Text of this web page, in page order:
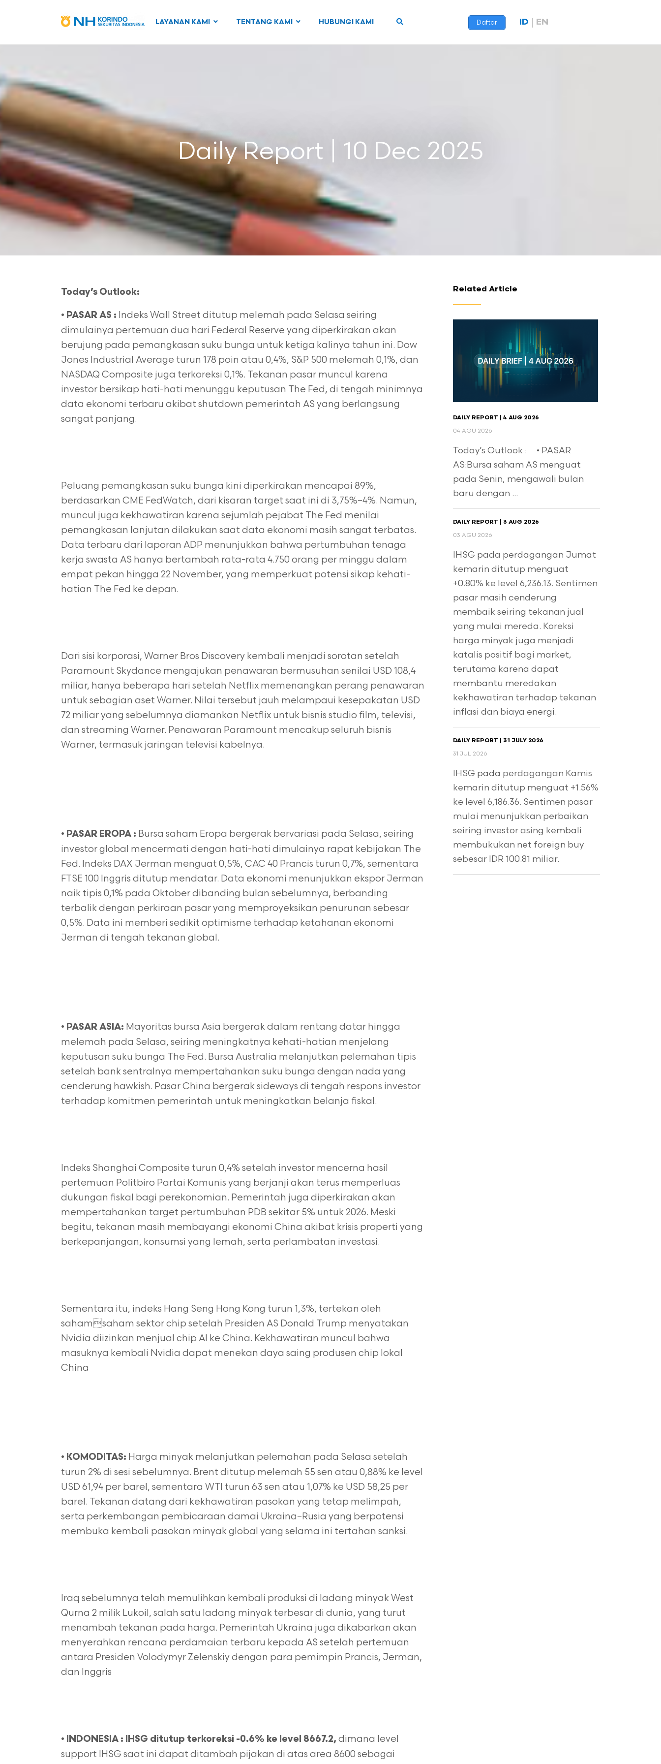
LAYANAN KAMI TENTANG KAMI HUBUNGI KAMI Daftar ID EN
Daily Report | 10 Dec 2025
Today’s Outlook:
• PASAR AS : Indeks Wall Street ditutup melemah pada Selasa seiring
dimulainya pertemuan dua hari Federal Reserve yang diperkirakan akan
berujung pada pemangkasan suku bunga untuk ketiga kalinya tahun ini. Dow
Jones Industrial Average turun 178 poin atau 0,4%, S&P 500 melemah 0,1%, dan
NASDAQ Composite juga terkoreksi 0,1%. Tekanan pasar muncul karena
investor bersikap hati-hati menunggu keputusan The Fed, di tengah minimnya
data ekonomi terbaru akibat shutdown pemerintah AS yang berlangsung
sangat panjang.
Peluang pemangkasan suku bunga kini diperkirakan mencapai 89%,
berdasarkan CME FedWatch, dari kisaran target saat ini di 3,75%–4%. Namun,
muncul juga kekhawatiran karena sejumlah pejabat The Fed menilai
pemangkasan lanjutan dilakukan saat data ekonomi masih sangat terbatas.
Data terbaru dari laporan ADP menunjukkan bahwa pertumbuhan tenaga
kerja swasta AS hanya bertambah rata-rata 4.750 orang per minggu dalam
empat pekan hingga 22 November, yang memperkuat potensi sikap kehati-
hatian The Fed ke depan.
Dari sisi korporasi, Warner Bros Discovery kembali menjadi sorotan setelah
Paramount Skydance mengajukan penawaran bermusuhan senilai USD 108,4
miliar, hanya beberapa hari setelah Netflix memenangkan perang penawaran
untuk sebagian aset Warner. Nilai tersebut jauh melampaui kesepakatan USD
72 miliar yang sebelumnya diamankan Netflix untuk bisnis studio film, televisi,
dan streaming Warner. Penawaran Paramount mencakup seluruh bisnis
Warner, termasuk jaringan televisi kabelnya.
• PASAR EROPA : Bursa saham Eropa bergerak bervariasi pada Selasa, seiring
investor global mencermati dengan hati-hati dimulainya rapat kebijakan The
Fed. Indeks DAX Jerman menguat 0,5%, CAC 40 Prancis turun 0,7%, sementara
FTSE 100 Inggris ditutup mendatar. Data ekonomi menunjukkan ekspor Jerman
naik tipis 0,1% pada Oktober dibanding bulan sebelumnya, berbanding
terbalik dengan perkiraan pasar yang memproyeksikan penurunan sebesar
0,5%. Data ini memberi sedikit optimisme terhadap ketahanan ekonomi
Jerman di tengah tekanan global.
• PASAR ASIA: Mayoritas bursa Asia bergerak dalam rentang datar hingga
melemah pada Selasa, seiring meningkatnya kehati-hatian menjelang
keputusan suku bunga The Fed. Bursa Australia melanjutkan pelemahan tipis
setelah bank sentralnya mempertahankan suku bunga dengan nada yang
cenderung hawkish. Pasar China bergerak sideways di tengah respons investor
terhadap komitmen pemerintah untuk meningkatkan belanja fiskal.
Indeks Shanghai Composite turun 0,4% setelah investor mencerna hasil
pertemuan Politbiro Partai Komunis yang berjanji akan terus memperluas
dukungan fiskal bagi perekonomian. Pemerintah juga diperkirakan akan
mempertahankan target pertumbuhan PDB sekitar 5% untuk 2026. Meski
begitu, tekanan masih membayangi ekonomi China akibat krisis properti yang
berkepanjangan, konsumsi yang lemah, serta perlambatan investasi.
Sementara itu, indeks Hang Seng Hong Kong turun 1,3%, tertekan oleh
sahamsaham sektor chip setelah Presiden AS Donald Trump menyatakan
Nvidia diizinkan menjual chip AI ke China. Kekhawatiran muncul bahwa
masuknya kembali Nvidia dapat menekan daya saing produsen chip lokal
China
• KOMODITAS: Harga minyak melanjutkan pelemahan pada Selasa setelah
turun 2% di sesi sebelumnya. Brent ditutup melemah 55 sen atau 0,88% ke level
USD 61,94 per barel, sementara WTI turun 63 sen atau 1,07% ke USD 58,25 per
barel. Tekanan datang dari kekhawatiran pasokan yang tetap melimpah,
serta perkembangan pembicaraan damai Ukraina–Rusia yang berpotensi
membuka kembali pasokan minyak global yang selama ini tertahan sanksi.
Iraq sebelumnya telah memulihkan kembali produksi di ladang minyak West
Qurna 2 milik Lukoil, salah satu ladang minyak terbesar di dunia, yang turut
menambah tekanan pada harga. Pemerintah Ukraina juga dikabarkan akan
menyerahkan rencana perdamaian terbaru kepada AS setelah pertemuan
antara Presiden Volodymyr Zelenskiy dengan para pemimpin Prancis, Jerman,
dan Inggris
• INDONESIA : IHSG ditutup terkoreksi -0.6% ke level 8667.2, dimana level
support IHSG saat ini dapat ditambah pijakan di atas area 8600 sebagai
Related Article
DAILY REPORT | 4 AUG 2026
04 AGU 2026
Today’s Outlook : • PASAR
AS:Bursa saham AS menguat
pada Senin, mengawali bulan
baru dengan ...
DAILY REPORT | 3 AUG 2026
03 AGU 2026
IHSG pada perdagangan Jumat
kemarin ditutup menguat
+0.80% ke level 6,236.13. Sentimen
pasar masih cenderung
membaik seiring tekanan jual
yang mulai mereda. Koreksi
harga minyak juga menjadi
katalis positif bagi market,
terutama karena dapat
membantu meredakan
kekhawatiran terhadap tekanan
inflasi dan biaya energi.
DAILY REPORT | 31 JULY 2026
31 JUL 2026
IHSG pada perdagangan Kamis
kemarin ditutup menguat +1.56%
ke level 6,186.36. Sentimen pasar
mulai menunjukkan perbaikan
seiring investor asing kembali
membukukan net foreign buy
sebesar IDR 100.81 miliar.